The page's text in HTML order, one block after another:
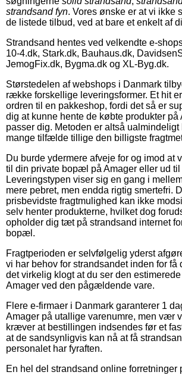
strandsand fyn. Vores ønske er at vi ikke
de listede tilbud, ved at bare et enkelt af
Strandsand hentes ved velkendte e-
10-4.dk, Stark.dk, Bauhaus.dk,
JemogFix.dk, Bygma.dk og XL-Byg.dk.
Størstedelen af webshops i Danmark
række forskellige leveringsformer. Et hit
ordren til en pakkeshop, fordi det så er
dig at kunne hente de købte produkter på
passer dig. Metoden er altså
mange tilfælde tillige den billigste
Du burde ydermere afveje for og imod at
til din private bopæl på Amager eller ud
Leveringstypen viser sig en gang i
mere pebret, men endda rigtig smertefri.
prisbevidste fragtmulighed kan ikke
selv henter produkterne, hvilket dog
opholder dig tæt på strandsand internet
bopæl.
Fragtperioden er selvfølgelig yderst
vi har behov for strandsandet inden for få
det virkelig klogt at du ser den
Amager ved den pågældende vare.
Flere e-firmaer i Danmark garanterer 1
Amager på utallige varenumre, men vær
kræver at bestillingen indsendes før et
at de sandsynligvis kan nå at få
personalet har fyraften.
En hel del strandsand online forretninger